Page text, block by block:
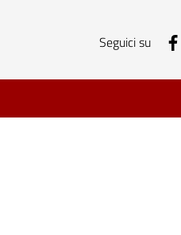
Seguici su